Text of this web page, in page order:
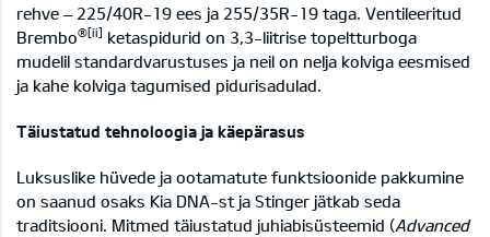
rehve – 225/40R-19 ees ja 255/35R-19 taga. Ventileeritud
Brembo®[ii] ketaspidurid on 3,3-liitrise topeltturboga
mudelil standardvarustuses ja neil on nelja kolviga eesmised
ja kahe kolviga tagumised pidurisadulad.
Täiustatud tehnoloogia ja käepärasus
Luksuslike hüvede ja ootamatute funktsioonide pakkumine
on saanud osaks Kia DNA-st ja Stinger jätkab seda
traditsiooni. Mitmed täiustatud juhiabisüsteemid (Advanced